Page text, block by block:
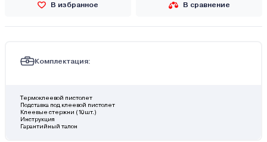
В избранное В сравнение
Комплектация:
Термоклеевой пистолет
Подставка под клеевой пистолет
Клеевые стержни (10шт.)
Инструкция
Гарантийный талон